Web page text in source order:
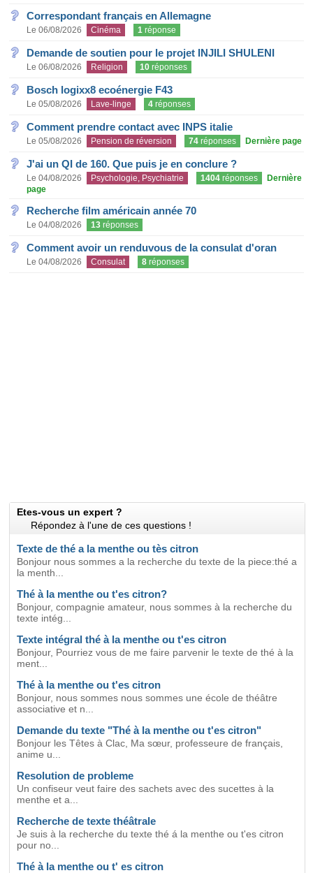
Correspondant français en Allemagne
Le 06/08/2026 Cinéma 1 réponse
Demande de soutien pour le projet INJILI SHULENI
Le 06/08/2026 Religion 10 réponses
Bosch logixx8 ecoénergie F43
Le 05/08/2026 Lave-linge 4 réponses
Comment prendre contact avec INPS italie
Le 05/08/2026 Pension de réversion 74 réponses Dernière page
J'ai un QI de 160. Que puis je en conclure ?
Le 04/08/2026 Psychologie, Psychiatrie 1404 réponses
Dernière
page
Recherche film américain année 70
Le 04/08/2026 13 réponses
Comment avoir un renduvous de la consulat d'oran
Le 04/08/2026 Consulat 8 réponses
Etes-vous un expert ?
Répondez à l'une de ces questions !
Texte de thé a la menthe ou tès citron
Bonjour nous sommes a la recherche du texte de la piece:thé a
la menth...
Thé à la menthe ou t'es citron?
Bonjour, compagnie amateur, nous sommes à la recherche du
texte intég...
Texte intégral thé à la menthe ou t'es citron
Bonjour, Pourriez vous de me faire parvenir le texte de thé à la
ment...
Thé à la menthe ou t'es citron
Bonjour, nous sommes nous sommes une école de théâtre
associative et n...
Demande du texte "Thé à la menthe ou t'es citron"
Bonjour les Têtes à Clac, Ma sœur, professeure de français,
anime u...
Resolution de probleme
Un confiseur veut faire des sachets avec des sucettes à la
menthe et a...
Recherche de texte théâtrale
Je suis à la recherche du texte thé á la menthe ou t'es citron
pour no...
Thé à la menthe ou t' es citron